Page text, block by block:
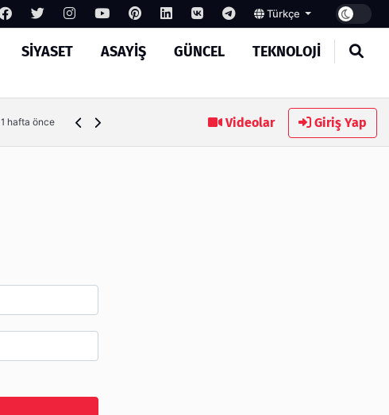
Türkçe
SIYASET ASAYIŞ GÜNCEL TEKNOLOJI
1 hafta önce Ambalaj Süreçlerinde Yeni Nesil Verimliliği Olimpack ile
Videolar Giriş Yap